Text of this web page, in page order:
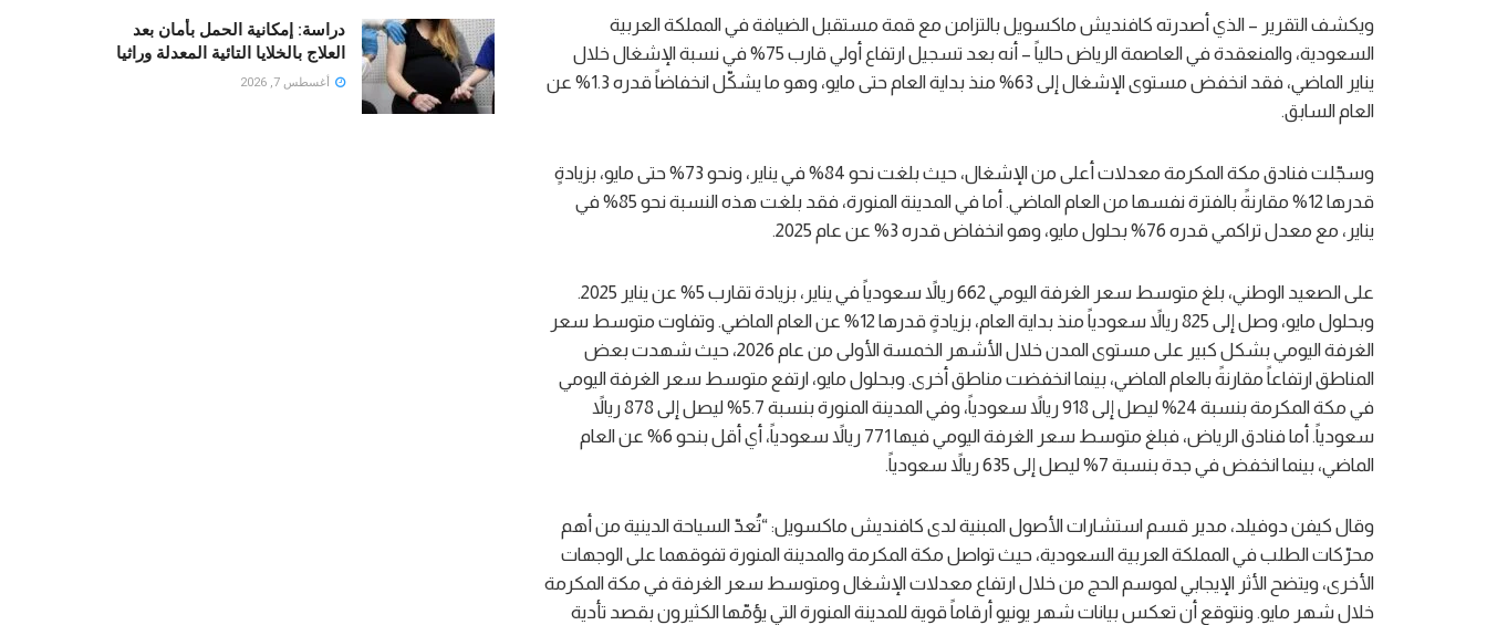
ويكشف التقرير – الذي أصدرته كافنديش ماكسويل بالتزامن مع قمة مستقبل الضيافة في المملكة العربية
السعودية، والمنعقدة في العاصمة الرياض حالياً – أنه بعد تسجيل ارتفاع أولي قارب 75% في نسبة الإشغال خلال
يناير الماضي، فقد انخفض مستوى الإشغال إلى 63% منذ بداية العام حتى مايو، وهو ما يشكّل انخفاضاً قدره 1.3% عن
العام السابق.
وسجّلت فنادق مكة المكرمة معدلات أعلى من الإشغال، حيث بلغت نحو 84% في يناير، ونحو 73% حتى مايو، بزيادةٍ
قدرها 12% مقارنةً بالفترة نفسها من العام الماضي. أما في المدينة المنورة، فقد بلغت هذه النسبة نحو 85% في
يناير، مع معدل تراكمي قدره 76% بحلول مايو، وهو انخفاض قدره 3% عن عام 2025.
على الصعيد الوطني، بلغ متوسط سعر الغرفة اليومي 662 ريالاً سعودياً في يناير، بزيادة تقارب 5% عن يناير 2025.
وبحلول مايو، وصل إلى 825 ريالاً سعودياً منذ بداية العام، بزيادةٍ قدرها 12% عن العام الماضي. وتفاوت متوسط سعر
الغرفة اليومي بشكل كبير على مستوى المدن خلال الأشهر الخمسة الأولى من عام 2026، حيث شهدت بعض
المناطق ارتفاعاً مقارنةً بالعام الماضي، بينما انخفضت مناطق أخرى. وبحلول مايو، ارتفع متوسط سعر الغرفة اليومي
في مكة المكرمة بنسبة 24% ليصل إلى 918 ريالاً سعودياً، وفي المدينة المنورة بنسبة 5.7% ليصل إلى 878 ريالاً
سعودياً. أما فنادق الرياض، فبلغ متوسط سعر الغرفة اليومي فيها 771 ريالاً سعودياً، أي أقل بنحو 6% عن العام
الماضي، بينما انخفض في جدة بنسبة 7% ليصل إلى 635 ريالاً سعودياً.
وقال كيفن دوفيلد، مدير قسم استشارات الأصول المبنية لدى كافنديش ماكسويل: “تُعدّ السياحة الدينية من أهم
محرّكات الطلب في المملكة العربية السعودية، حيث تواصل مكة المكرمة والمدينة المنورة تفوقهما على الوجهات
الأخرى، ويتضح الأثر الإيجابي لموسم الحج من خلال ارتفاع معدلات الإشغال ومتوسط سعر الغرفة في مكة المكرمة
خلال شهر مايو. ونتوقع أن تعكس بيانات شهر يونيو أرقاماً قوية للمدينة المنورة التي يؤمّها الكثيرون بقصد تأدية
دراسة: إمكانية الحمل بأمان بعد
العلاج بالخلايا التائية المعدلة وراثيا
أغسطس 7, 2026